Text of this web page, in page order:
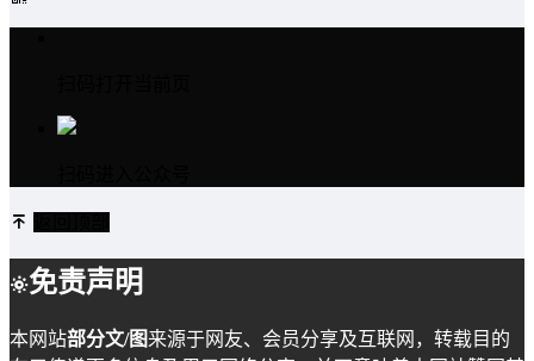
免责声明
本网站部分文/图来源于网友、会员分享及互联网，转载目的